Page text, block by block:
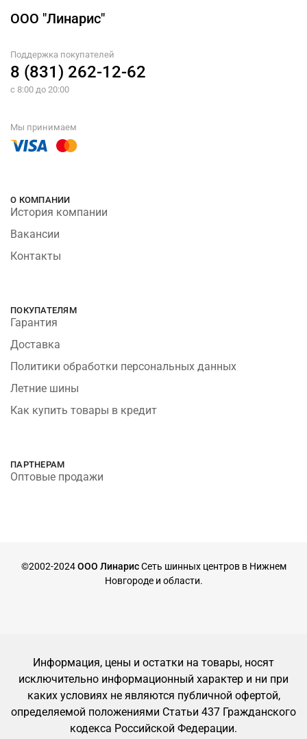
ООО "Линарис"
Поддержка покупателей
8 (831) 262-12-62
с 8:00 до 20:00
Мы принимаем
О КОМПАНИИ
История компании
Вакансии
Контакты
ПОКУПАТЕЛЯМ
Гарантия
Доставка
Политики обработки персональных данных
Летние шины
Как купить товары в кредит
ПАРТНЕРАМ
Оптовые продажи
©2002-2024ООО ЛинарисСеть шинных центров в Нижнем
Новгороде и области.
Информация, цены и остатки на товары, носят
исключительно информационный характер и ни при
каких условиях не являются публичной офертой,
определяемой положениями Статьи 437 Гражданского
кодекса Российской Федерации.